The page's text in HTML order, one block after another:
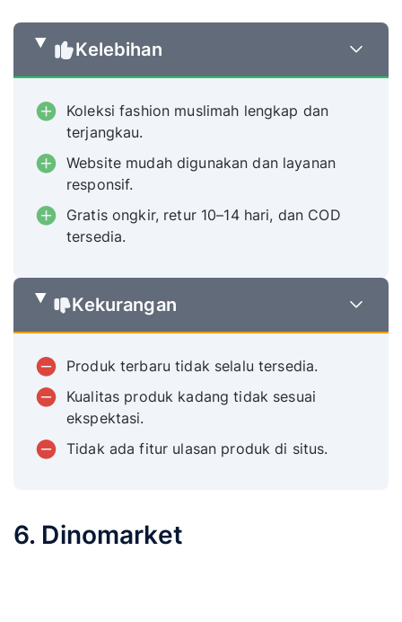
Kelebihan
Koleksi fashion muslimah lengkap dan
terjangkau.
Website mudah digunakan dan layanan
responsif.
Gratis ongkir, retur 10–14 hari, dan COD
tersedia.
Kekurangan
Produk terbaru tidak selalu tersedia.
Kualitas produk kadang tidak sesuai
ekspektasi.
Tidak ada fitur ulasan produk di situs.
6. Dinomarket